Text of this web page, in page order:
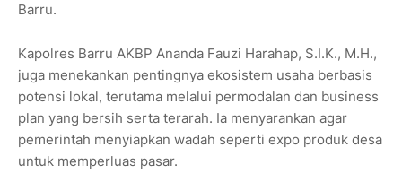
Barru.
Kapolres Barru AKBP Ananda Fauzi Harahap, S.I.K., M.H.,
juga menekankan pentingnya ekosistem usaha berbasis
potensi lokal, terutama melalui permodalan dan business
plan yang bersih serta terarah. Ia menyarankan agar
pemerintah menyiapkan wadah seperti expo produk desa
untuk memperluas pasar.